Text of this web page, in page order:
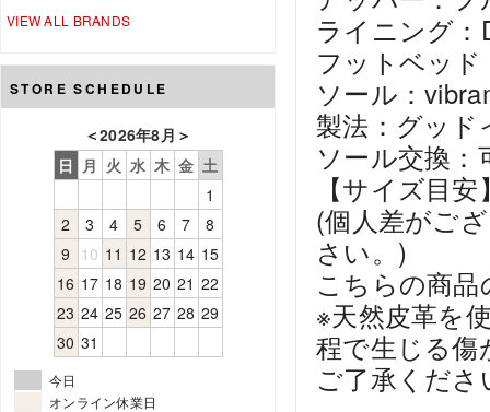
VIEW ALL BRANDS
STORE SCHEDULE
＜2026年8月 ＞
日 月 火 水 木 金 土
1
2
3 4 5 6 7
8
9 10 11 12 13 14 15
16 17 18 19 20 21 22
23 24 25 26 27 28 29
30 31
今日
オンライン休業日
ライニング：
フットベッ
ソール：
製法：グッ
ソール交換：
【サイズ目安
(個人差がご
さい。)
こちらの商品
※天然皮革を
程で生じる傷
ご了承くださ